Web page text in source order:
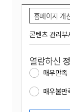
콘텐츠 관리부
홈페이지 개
열람하신
매우만족
매우불만